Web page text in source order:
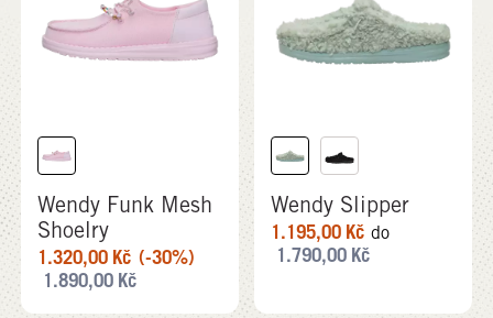
Wendy Funk Mesh
Shoelry
1.320,00 Kč (-30%)
1.890,00 Kč
Wendy Slipper
1.195,00 Kč do
1.790,00 Kč